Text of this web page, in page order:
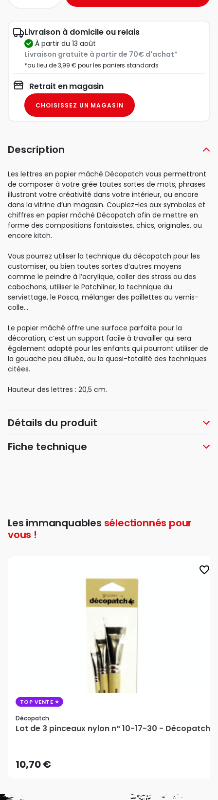
Livraison à domicile ou relais
à partir du 13 août
Livraison gratuite à partir de 70€ d'achat*
*au lieu de 3,99 € pour les paniers standards
Retrait en magasin
CHOISISSEZ UN MAGASIN
Description
Les lettres en papier mâché Décopatch vous permettront
de composer à votre grée toutes sortes de mots, phrases
illustrant votre créativité dans votre intérieur, ou encore
dans la vitrine d’un magasin. Couplez-les aux symboles et
chiffres en papier mâché Décopatch afin de mettre en
forme des compositions fantaisistes, chics, originales, ou
encore kitch.
Vous pourrez utiliser la technique du décopatch pour les
customiser, ou bien toutes sortes d’autres moyens
comme le peindre à l’acrylique, coller des strass ou des
cabochons, utiliser le Patchliner, la technique du
serviettage, le Posca, mélanger des paillettes au vernis-
colle…
Le papier mâché offre une surface parfaite pour la
décoration, c’est un support facile à travailler qui sera
également adapté pour les enfants qui pourront utiliser de
la gouache peu diluée, ou la quasi-totalité des techniques
citées.
Hauteur des lettres : 20,5 cm.
Détails du produit
Fiche technique
Les immanquables sélectionnés pour
vous !
favorite_border
TOP VENTE
Décopatch
Lot de 3 pinceaux nylon n° 10-17-30 - Décopatch
10,70 €